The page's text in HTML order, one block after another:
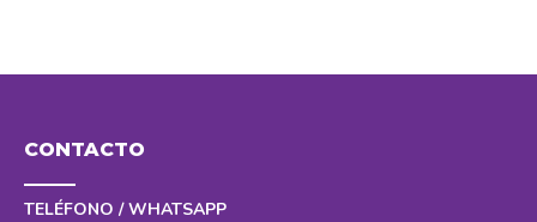
CONTACTO
TELÉFONO / WHATSAPP